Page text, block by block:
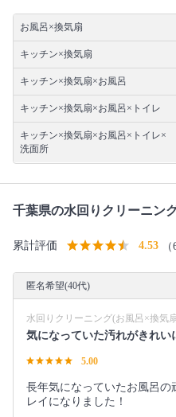
お風呂×換気扇
キッチン×換気扇
キッチン×換気扇×お風呂
キッチン×換気扇×お風呂×トイレ
キッチン×換気扇×お風呂×トイレ×
洗面所
千葉県の水回りクリーニン
累計評価 4.53
匿名希望(40代)
水回りクリーニング(お風呂×換気
気になっていた汚れがきれい
5.00
長年気になっていたお風呂
レイになりました！